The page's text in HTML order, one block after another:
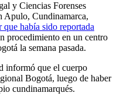
y Ciencias Forenses
Apulo, Cundinamarca,
había sido reportada
procedimiento en un centro
la semana pasada.
informó que el cuerpo
Bogotá, luego de haber
cundinamarqués.